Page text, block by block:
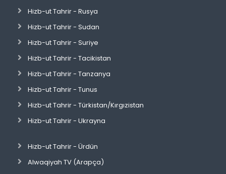
Hizb-ut Tahrir - Rusya
Hizb-ut Tahrir - Sudan
Hizb-ut Tahrir - Suriye
Hizb-ut Tahrir - Tacikistan
Hizb-ut Tahrir - Tanzanya
Hizb-ut Tahrir - Tunus
Hizb-ut Tahrir - Türkistan/Kırgızistan
Hizb-ut Tahrir - Ukrayna
Hizb-ut Tahrir - Ürdün
Alwaqiyah TV (Arapça)